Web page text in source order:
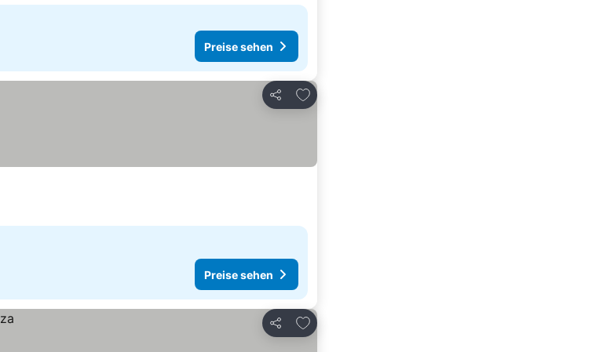
Preise sehen
Teilen
Zu Favoriten hinzufügen
Preise sehen
Teilen
Zu Favoriten hinzufügen